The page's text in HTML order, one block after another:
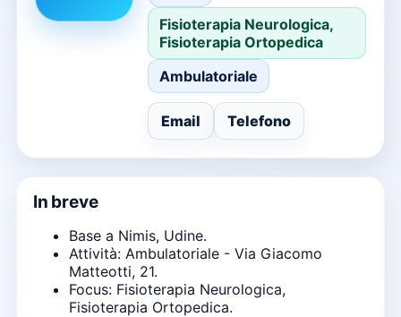
Fisioterapia Neurologica,
Fisioterapia Ortopedica
Ambulatoriale
Email Telefono
In breve
Base a Nimis, Udine.
Attività: Ambulatoriale - Via Giacomo
Matteotti, 21.
Focus: Fisioterapia Neurologica,
Fisioterapia Ortopedica.